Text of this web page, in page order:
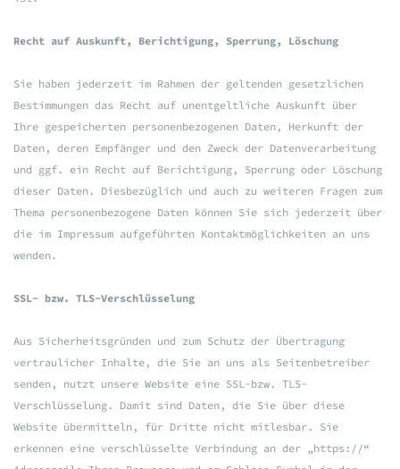
Recht auf Auskunft, Berichtigung, Sperrung, Löschung
Sie haben jederzeit im Rahmen der geltenden gesetzlichen
Bestimmungen das Recht auf unentgeltliche Auskunft über
Ihre gespeicherten personenbezogenen Daten, Herkunft der
Daten, deren Empfänger und den Zweck der Datenverarbeitung
und ggf. ein Recht auf Berichtigung, Sperrung oder Löschung
dieser Daten. Diesbezüglich und auch zu weiteren Fragen zum
Thema personenbezogene Daten können Sie sich jederzeit über
die im Impressum aufgeführten Kontaktmöglichkeiten an uns
wenden.
SSL- bzw. TLS-Verschlüsselung
Aus Sicherheitsgründen und zum Schutz der Übertragung
vertraulicher Inhalte, die Sie an uns als Seitenbetreiber
senden, nutzt unsere Website eine SSL-bzw. TLS-
Verschlüsselung. Damit sind Daten, die Sie über diese
Website übermitteln, für Dritte nicht mitlesbar. Sie
erkennen eine verschlüsselte Verbindung an der „https://“